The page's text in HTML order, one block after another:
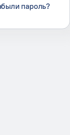
пароль?